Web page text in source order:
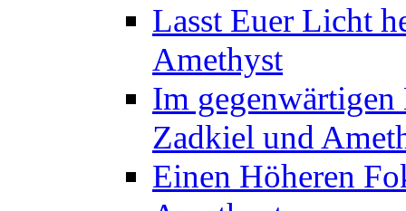
Lasst Euer Licht
Amethyst
Im
Zadkiel und
Einen Höheren